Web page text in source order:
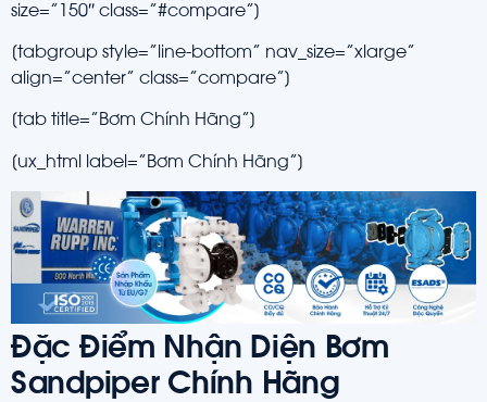
size=”150″ class=”#compare”]
[tabgroup style=”line-bottom” nav_size=”xlarge”
align=”center” class=”compare”]
[tab title=”Bơm Chính Hãng”]
[ux_html label=”Bơm Chính Hãng”]
Đặc Điểm Nhận Diện Bơm
Sandpiper Chính Hãng